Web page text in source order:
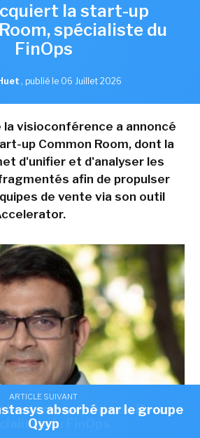
ARTICLE SUIVANT
la start-up Common Room,
du FinOps
la start-up
spécialiste du
FinOps
, publié le 06 Juillet 2026
la visioconférence a annoncé
up Common Room, dont la
d'unifier et d'analyser les
afin de propulser
de vente via son outil
ARTICLE SUIVANT
absorbé par le groupe
Qyyp